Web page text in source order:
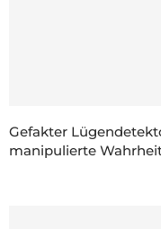
Gefakter
manipulierte